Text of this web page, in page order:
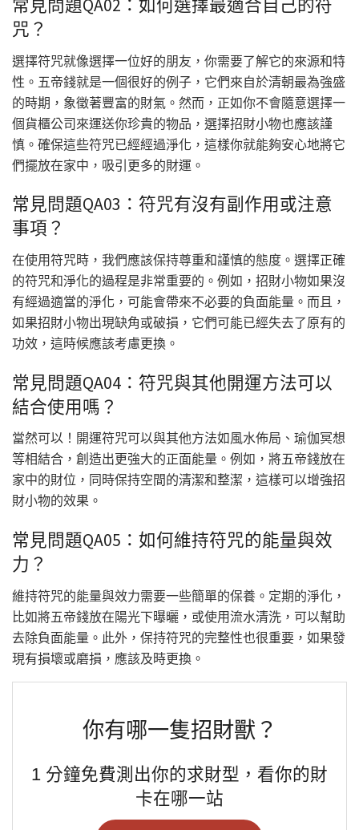
常見問題QA02：如何選擇最適合自己的符
咒？
選擇符咒就像選擇一位好的朋友，你需要了解它的來源和特
性。五帝錢就是一個很好的例子，它們來自於清朝最為強盛
的時期，象徵著豐富的財氣。然而，正如你不會隨意選擇一
個貨櫃公司來運送你珍貴的物品，選擇招財小物也應該謹
慎。確保這些符咒已經經過淨化，這樣你就能夠安心地將它
們擺放在家中，吸引更多的財運。
常見問題QA03：符咒有沒有副作用或注意
事項？
在使用符咒時，我們應該保持尊重和謹慎的態度。選擇正確
的符咒和淨化的過程是非常重要的。例如，招財小物如果沒
有經過適當的淨化，可能會帶來不必要的負面能量。而且，
如果招財小物出現缺角或破損，它們可能已經失去了原有的
功效，這時候應該考慮更換。
常見問題QA04：符咒與其他開運方法可以
結合使用嗎？
當然可以！開運符咒可以與其他方法如風水佈局、瑜伽冥想
等相結合，創造出更強大的正面能量。例如，將五帝錢放在
家中的財位，同時保持空間的清潔和整潔，這樣可以增強招
財小物的效果。
常見問題QA05：如何維持符咒的能量與效
力？
維持符咒的能量與效力需要一些簡單的保養。定期的淨化，
比如將五帝錢放在陽光下曝曬，或使用流水清洗，可以幫助
去除負面能量。此外，保持符咒的完整性也很重要，如果發
現有損壞或磨損，應該及時更換。
你有哪一隻招財獸？
1 分鐘免費測出你的求財型，看你的財
卡在哪一站